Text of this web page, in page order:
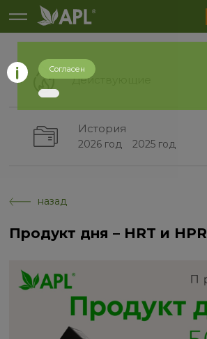
Действующие
История
2026 год 2025 год
назад
Продукт дня – HRT и HPR
Согласен